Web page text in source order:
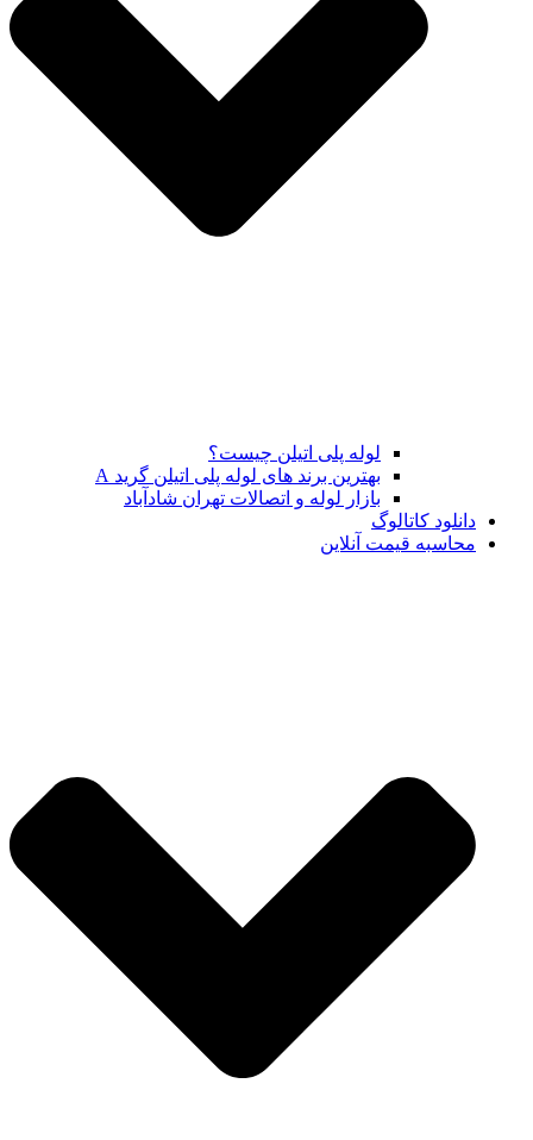
لوله پلی اتیلن چیست؟
بهترین برند های لوله پلی اتیلن گرید A
بازار لوله و اتصالات تهران شادآباد
دانلود کاتالوگ
محاسبه قیمت آنلاین